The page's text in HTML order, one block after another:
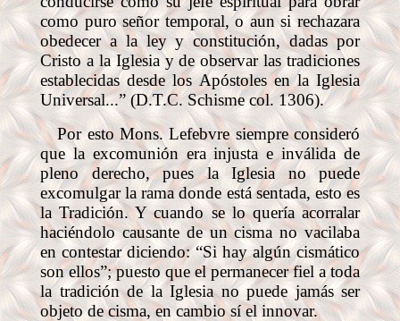
como puro señor temporal, o aun si rechazara
obedecer a la ley y constitución, dadas por
Cristo a la Iglesia y de observar las tradiciones
establecidas desde los Apóstoles en la Iglesia
Universal...” (D.T.C. Schisme col. 1306).
Por esto Mons. Lefebvre siempre consideró
que la excomunión era injusta e inválida de
pleno derecho, pues la Iglesia no puede
excomulgar la rama donde está sentada, esto es
la Tradición. Y cuando se lo quería acorralar
haciéndolo causante de un cisma no vacilaba
en contestar diciendo: “Si hay algún cismático
son ellos”; puesto que el permanecer fiel a toda
la tradición de la Iglesia no puede jamás ser
objeto de cisma, en cambio sí el innovar.